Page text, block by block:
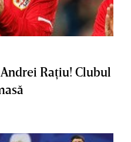
Raţiu! Clubul